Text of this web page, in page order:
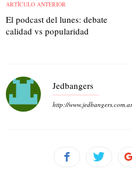
ARTÍCULO ANTERIOR
El podcast del lunes: debate
calidad vs popularidad
Jedbangers
http://www.jedbangers.com.ar